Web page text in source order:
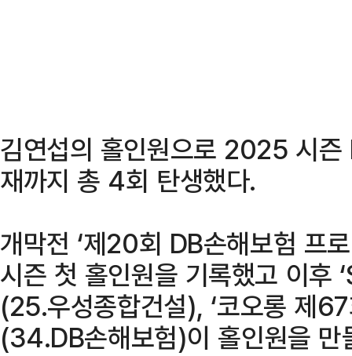
김연섭의 홀인원으로 2025 시
재까지 총 4회 탄생했다.
개막전 ‘제20회 DB손해보험 프
시즌 첫 홀인원을 기록했고 이후
(25.우성종합건설), ‘코오롱 제
(34.DB손해보험)이 홀인원을 만